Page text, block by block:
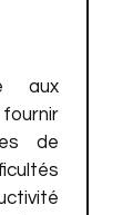
aux
de